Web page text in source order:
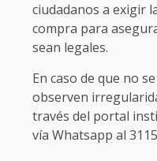
ciudadanos a exigir
compra para
sean legales.
En caso de que no
observen
través del portal
vía Whatsapp al